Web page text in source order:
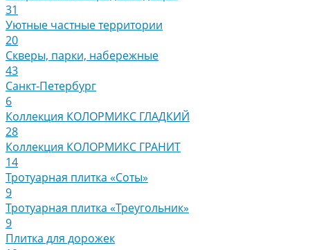
31
Уютные частные территории
20
Скверы, парки, набережные
43
Санкт-Петербург
6
Коллекция КОЛОРМИКС ГЛАДКИЙ
28
Коллекция КОЛОРМИКС ГРАНИТ
14
Тротуарная плитка «Соты»
9
Тротуарная плитка «Треугольник»
9
Плитка для дорожек